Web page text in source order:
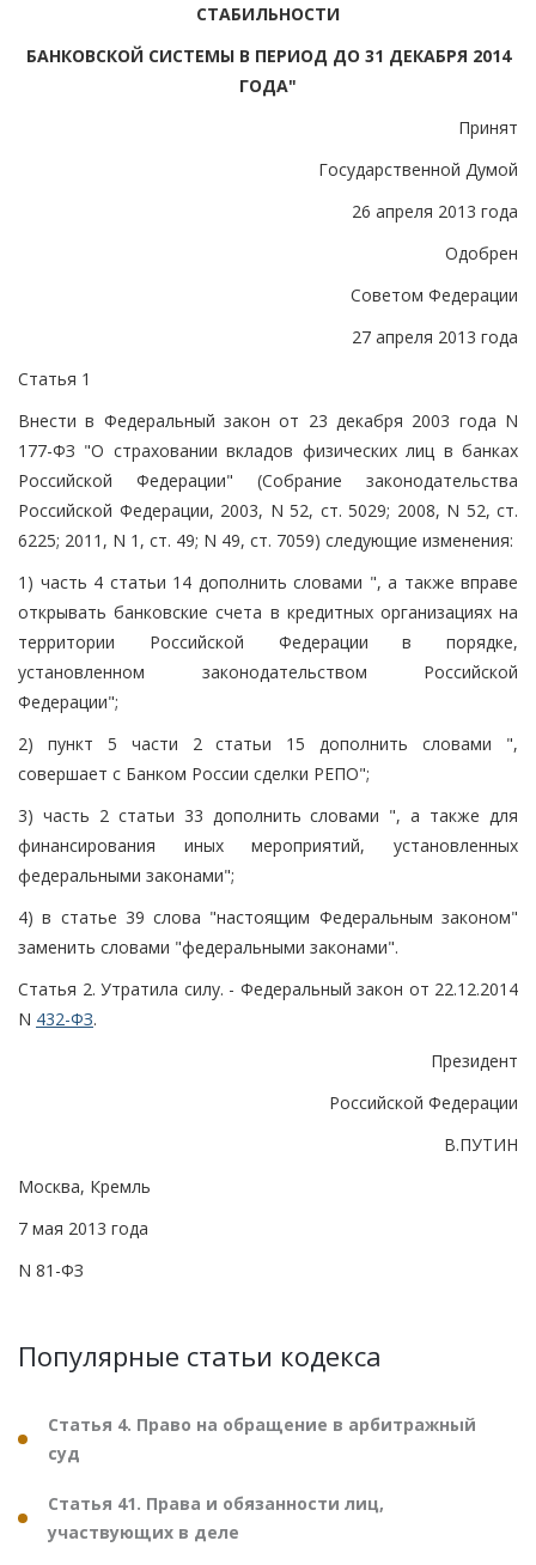
СТАБИЛЬНОСТИ
БАНКОВСКОЙ СИСТЕМЫ В ПЕРИОД ДО 31 ДЕКАБРЯ 2014
ГОДА"
Принят
Государственной Думой
26 апреля 2013 года
Одобрен
Советом Федерации
27 апреля 2013 года
Статья 1
Внести в Федеральный закон от 23 декабря 2003 года N
177-ФЗ "О страховании вкладов физических лиц в банках
Российской Федерации" (Собрание законодательства
Российской Федерации, 2003, N 52, ст. 5029; 2008, N 52, ст.
6225; 2011, N 1, ст. 49; N 49, ст. 7059) следующие изменения:
1) часть 4 статьи 14 дополнить словами ", а также вправе
открывать банковские счета в кредитных организациях на
территории Российской Федерации в порядке,
установленном законодательством Российской
Федерации";
2) пункт 5 части 2 статьи 15 дополнить словами ",
совершает с Банком России сделки РЕПО";
3) часть 2 статьи 33 дополнить словами ", а также для
финансирования иных мероприятий, установленных
федеральными законами";
4) в статье 39 слова "настоящим Федеральным законом"
заменить словами "федеральными законами".
Статья 2. Утратила силу. - Федеральный закон от 22.12.2014
N 432-ФЗ.
Президент
Российской Федерации
В.ПУТИН
Москва, Кремль
7 мая 2013 года
N 81-ФЗ
Популярные статьи кодекса
Статья 4. Право на обращение в арбитражный
суд
Статья 41. Права и обязанности лиц,
участвующих в деле